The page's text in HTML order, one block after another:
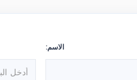
الاسم: